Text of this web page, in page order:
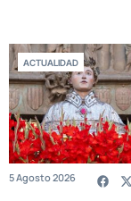
ACTUALIDAD
5 Agosto 2026